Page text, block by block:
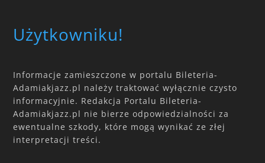
Użytkowniku!
Informacje zamieszczone w portalu Bileteria-
Adamiakjazz.pl należy traktować wyłącznie czysto
informacyjnie. Redakcja Portalu Bileteria-
Adamiakjazz.pl nie bierze odpowiedzialności za
ewentualne szkody, które mogą wynikać ze złej
interpretacji treści.